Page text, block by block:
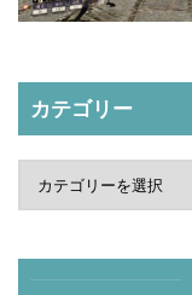
カテゴリー